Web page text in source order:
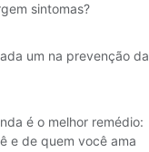
sintomas?
um na prevenção da
é o melhor remédio:
e de quem você ama